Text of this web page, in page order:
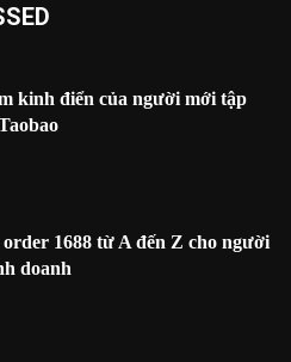
kinh điển của người mới tập
1688 từ A đến Z cho người
doanh